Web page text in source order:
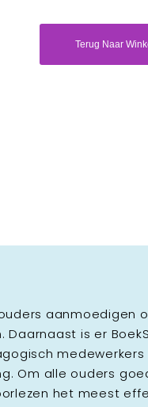
Terug Naar
aanmoedigen
is er
medewerkers
Om alle ouders
het meest